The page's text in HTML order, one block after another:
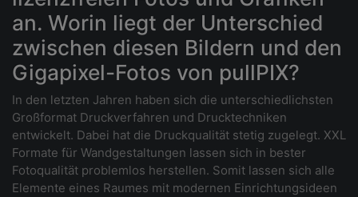
an. Worin liegt der Unterschied
zwischen diesen Bildern und den
Gigapixel-Fotos von pullPIX?
In den letzten Jahren haben sich die unterschiedlichsten
Großformat Druckverfahren und Drucktechniken
entwickelt. Dabei hat die Druckqualität stetig zugelegt. XXL
Formate für Wandgestaltungen lassen sich in bester
Fotoqualität problemlos herstellen. Somit lassen sich alle
Elemente eines Raumes mit modernen Einrichtungsideen